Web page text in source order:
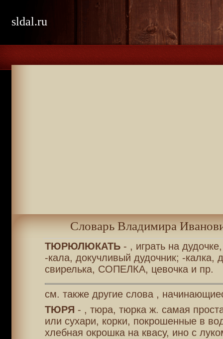
sldal.ru
Словарь Владимира
ТЮРЮЛЮКАТЬ- , играть на
-кала, докучливый дудочник; -калка,
свирелька, СОПЕЛКА, цевочка и пр.
см. также другие слова ,
ТЮРЯ - , тюра, тюрка ж. самая
или сухари, корки, покрошенные в
хлебная окрошка на квасу, ино с